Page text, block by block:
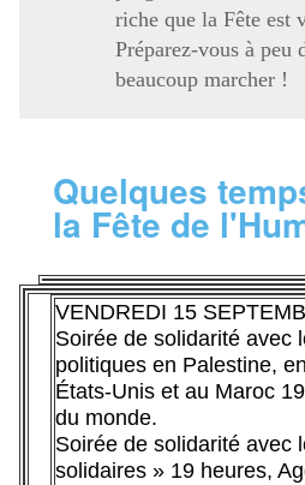
riche que la Fête est
Préparez-vous à peu
beaucoup marcher !
Quelques
la Fête de
VENDREDI 15
Soirée de solidarité avec
politiques en Palestine,
États-Unis et au Maroc
du monde.
Soirée de solidarité avec
solidaires » 19 heures,